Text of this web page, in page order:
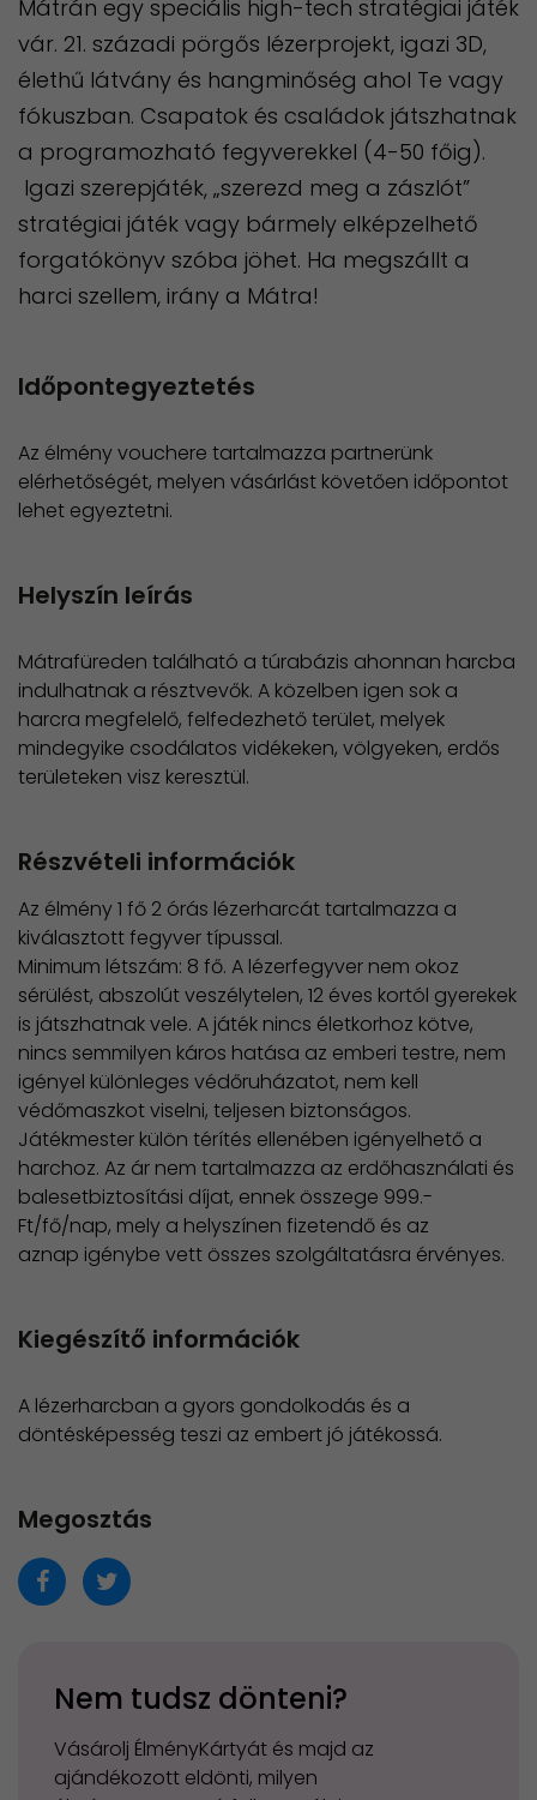
Mátrán egy speciális high-tech stratégiai játék
vár. 21. századi pörgős lézerprojekt, igazi 3D,
élethű látvány és hangminőség ahol Te vagy
fókuszban. Csapatok és családok játszhatnak
a programozható fegyverekkel (4-50 főig).
Igazi szerepjáték, „szerezd meg a zászlót”
stratégiai játék vagy bármely elképzelhető
forgatókönyv szóba jöhet. Ha megszállt a
harci szellem, irány a Mátra!
Időpontegyeztetés
Az élmény vouchere tartalmazza partnerünk
elérhetőségét, melyen vásárlást követően időpontot
lehet egyeztetni.
Helyszín leírás
Mátrafüreden található a túrabázis ahonnan harcba
indulhatnak a résztvevők. A közelben igen sok a
harcra megfelelő, felfedezhető terület, melyek
mindegyike csodálatos vidékeken, völgyeken, erdős
területeken visz keresztül.
Részvételi információk
Az élmény 1 fő 2 órás lézerharcát tartalmazza a
kiválasztott fegyver típussal.
​Minimum létszám: 8 fő. A lézerfegyver nem okoz
sérülést, abszolút veszélytelen, 12 éves kortól gyerekek
is játszhatnak vele. A játék nincs életkorhoz kötve,
nincs semmilyen káros hatása az emberi testre, nem
igényel különleges védőruházatot, nem kell
védőmaszkot viselni, teljesen biztonságos.
Játékmester külön térítés ellenében igényelhető a
harchoz. Az ár nem tartalmazza az erdőhasználati és
balesetbiztosítási díjat, ennek összege 999.-
Ft/fő/nap, mely a helyszínen fizetendő és az
aznap igénybe vett összes szolgáltatásra érvényes.
Kiegészítő információk
A lézerharcban a gyors gondolkodás és a
döntésképesség teszi az embert jó játékossá.
Megosztás
Nem tudsz dönteni?
Vásárolj ÉlményKártyát és majd az
ajándékozott eldönti, milyen